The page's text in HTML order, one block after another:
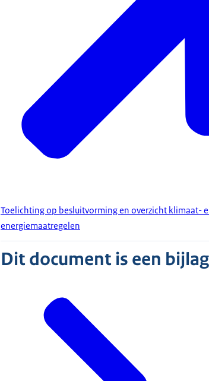
Toelichting op besluitvorming en overzicht klimaat-
energiemaatregelen
Dit document is een